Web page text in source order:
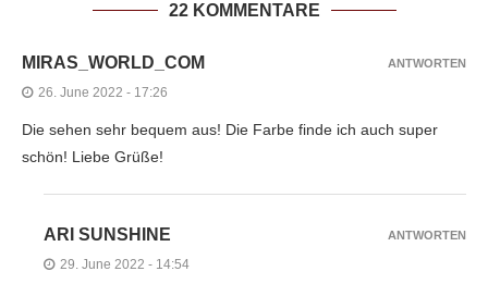
22 KOMMENTARE
MIRAS_WORLD_COM
26. June 2022 - 17:26
Die sehen sehr bequem aus! Die Farbe finde ich auch super
schön! Liebe Grüße!
ANTWORTEN
ARI SUNSHINE
29. June 2022 - 14:54
ANTWORTEN